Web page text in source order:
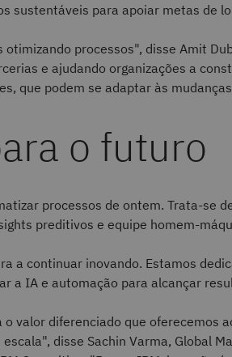
sustentáveis para apoiar metas de
otimizando processos", disse Amit
e ajudando organizações a
que podem se adaptar às
o futuro
processos de ontem. Trata-se
preditivos e equipe homem-
a continuar inovando. Estamos
a IA e automação para alcançar
o valor diferenciado que oferecemos
disse Sachin Varma, Global